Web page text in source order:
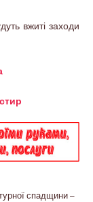
вжиті заходи
спадщини –